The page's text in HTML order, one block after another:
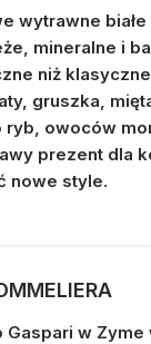
wytrawne białe
mineralne i
niż
gruszka,
ryb, owoców
prezent dla
nowe style.
Gaspari w Zyme